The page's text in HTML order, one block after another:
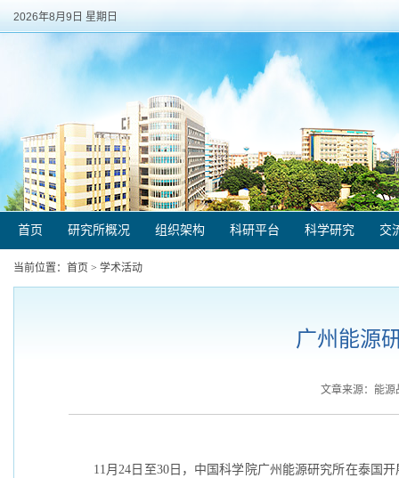
2026年8月9日 星期日
首页 研究所概况 组织架构 科研平台 科学研究 交
当前位置： 首页 > 学术活动
广州能源
文章来源：能
11月24日至30日，中国科学院广州能源研究所在泰国